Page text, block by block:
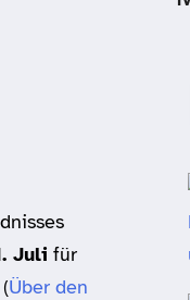
Juli für
Über den